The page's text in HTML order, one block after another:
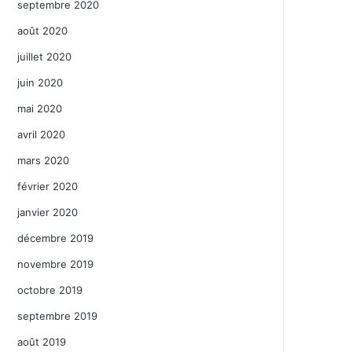
septembre 2020
août 2020
juillet 2020
juin 2020
mai 2020
avril 2020
mars 2020
février 2020
janvier 2020
décembre 2019
novembre 2019
octobre 2019
septembre 2019
août 2019